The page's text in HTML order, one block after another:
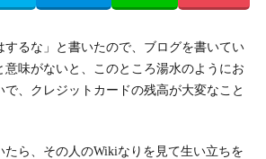
するな」と書いたので、ブログを書いてい
意味がないと、このところ湯水のようにお
、クレジットカードの残高が大変なこと
たら、その人のWikiなりを見て生い立ちを